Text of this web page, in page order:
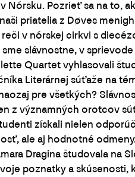
Nórsku. Pozrieť sa na to,
priatelia z Døves
v nórskej cirkvi s
sme slávnostne, v
Quartet vyhlasovali
Literárnej súťaže na
pre všetkých?
z významných orotcov
získali nielen
ale aj hodnotné
Dragina študovala na
poznatky a skúsenosti,